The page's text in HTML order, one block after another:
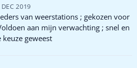
2019
van weerstations ; gekozen voor
aan mijn verwachting ; snel en
geweest